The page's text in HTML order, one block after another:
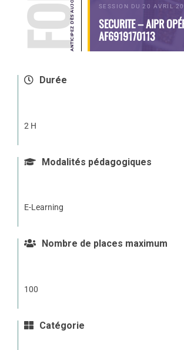
SESSION DU 20 AVRIL
SECURITE – AIPR
AF6919170113
Durée
2 H
Modalités pédagogiques
E-Learning
Nombre de places maximum
100
Catégorie